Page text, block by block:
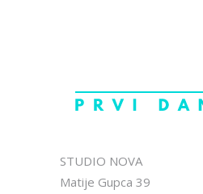
STUDIO NOVA
Matije Gupca 39